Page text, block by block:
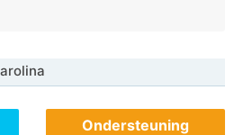
Ondersteuning